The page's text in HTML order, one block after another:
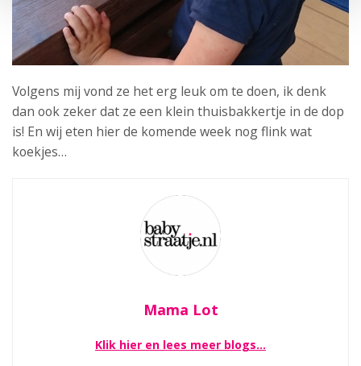
Volgens mij vond ze het erg leuk om te doen, ik denk
dan ook zeker dat ze een klein thuisbakkertje in de dop
is! En wij eten hier de komende week nog flink wat
koekjes…
Mama Lot
Klik hier en lees meer blogs…